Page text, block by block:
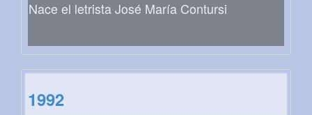
Nace el letrista José María Contursi
1992